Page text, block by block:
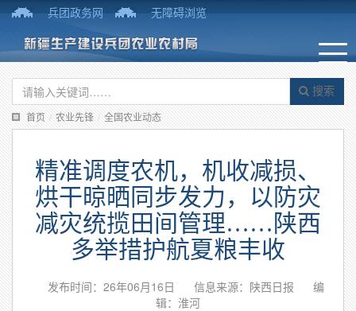
兵团政务网 无障碍浏览
搜索
首页 / 农业先锋 / 全国农业动态
精准调度农机，机收减损、
烘干晾晒同步发力，以防灾
减灾统揽田间管理……陕西
多举措护航夏粮丰收
发布时间：26年06月16日 信息来源：陕西日报
编
辑：淮河